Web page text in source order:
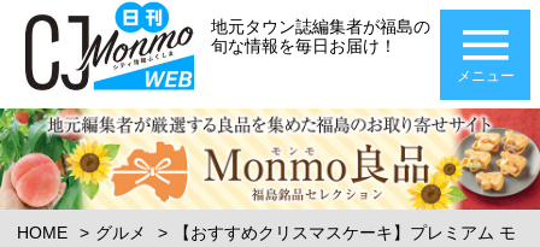
地元タウン誌編集者が福島の
旬な情報を毎日お届け！
メニュー
HOME グルメ
【おすすめクリスマスケーキ】プレミアム モ